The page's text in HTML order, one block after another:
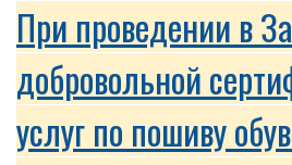
При проведении в
добровольной
услуг по пошиву